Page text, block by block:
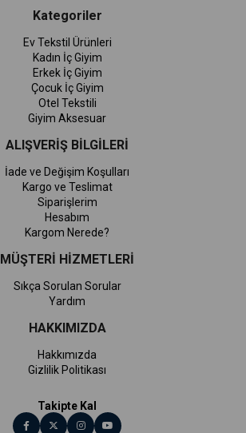
Kategoriler
Ev Tekstil Ürünleri
Kadın İç Giyim
Erkek İç Giyim
Çocuk İç Giyim
Otel Tekstili
Giyim Aksesuar
ALIŞVERİŞ BİLGİLERİ
İade ve Değişim Koşulları
Kargo ve Teslimat
Siparişlerim
Hesabım
Kargom Nerede?
MÜŞTERİ HİZMETLERİ
Sıkça Sorulan Sorular
Yardım
HAKKIMIZDA
Hakkımızda
Gizlilik Politikası
Takipte Kal